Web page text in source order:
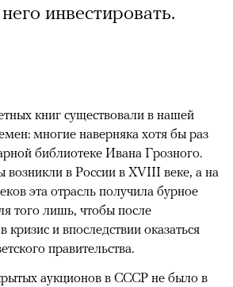
инвестировать.
книг существовали в нашей
многие наверняка хотя бы раз
библиотеке Ивана Грозного.
в России в XVIII веке, а на
эта отрасль получила бурное
того лишь, чтобы после
кризис и впоследствии оказаться
правительства.
аукционов в СССР не было в